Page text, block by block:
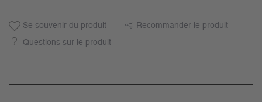
Se souvenir du produit Recommander le produit
Questions sur le produit